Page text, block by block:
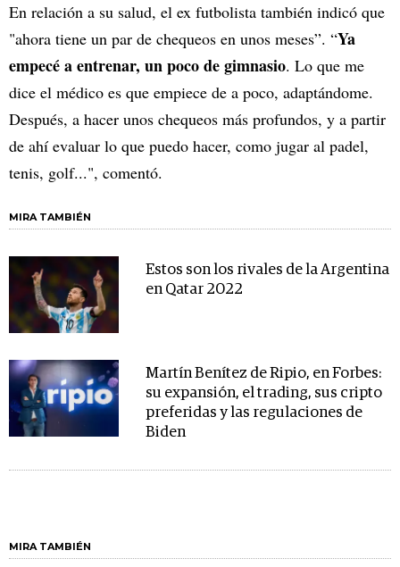
En relación a su salud, el ex futbolista también indicó que
"ahora tiene un par de chequeos en unos meses”. “Ya
empecé a entrenar, un poco de gimnasio. Lo que me
dice el médico es que empiece de a poco, adaptándome.
Después, a hacer unos chequeos más profundos, y a partir
de ahí evaluar lo que puedo hacer, como jugar al padel,
tenis, golf...", comentó.
MIRA TAMBIÉN
Estos son los rivales de la Argentina
en Qatar 2022
Martín Benítez de Ripio, en Forbes:
su expansión, el trading, sus cripto
preferidas y las regulaciones de
Biden
MIRA TAMBIÉN